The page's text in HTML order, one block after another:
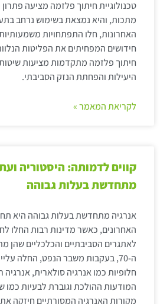
טכנולוגיית חיתוך פלזמה מציעה פתרון
מתכות, והיא נמצאת בשימוש נרחב
האחרונות, חלו התפתחויות
חידושים המפחיתים את הפליטות
חיתוך פלזמה מתקדמות מציעות
היעילות והפחתת הנזק הסביבתי.
לקריאת המאמר »
קווים לדמותה: היסטוריה
מתחדשת בעלות גבוהה
אנרגיה מתחדשת בעלות גבוהה היא
האחרונים, כאשר מדינות רבות החלו
לאתגרים הסביבתיים והכלכליים שהן
ה-70, בעקבות משבר הנפט, החלה
חלופיות כמו אנרגיה סולארית, אנרגיה
המודעות ההולכת וגוברת לבעיות כמו
מקורות האנרגיה המסורתיים חיזקה